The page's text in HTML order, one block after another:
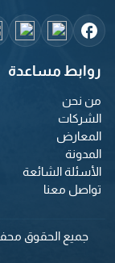
روابط مساعدة
من نحن
الشركات
المعارض
المدونة
الأسئلة الشائعة
تواصل معنا
جميع الحقوق